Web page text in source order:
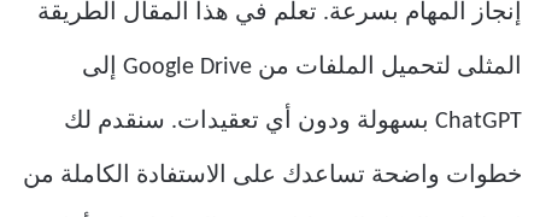
إنجاز المهام بسرعة. تعلم في هذا المقال الطريقة
المثلى لتحميل الملفات من Google Drive إلى
ChatGPT بسهولة ودون أي تعقيدات. سنقدم لك
خطوات واضحة تساعدك على الاستفادة الكاملة من